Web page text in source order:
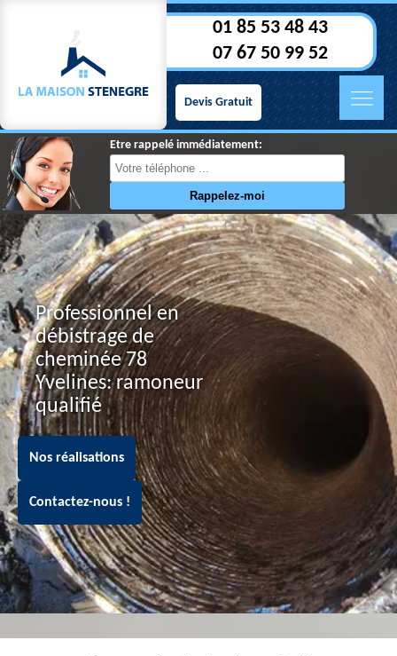
01 85 53 48 43
07 67 50 99 52
Devis Gratuit
Etre rappelé immédiatement:
Professionnel en
débistrage de
cheminée 78
Yvelines: ramoneur
qualifié
Nos réalisations
Contactez-nous !